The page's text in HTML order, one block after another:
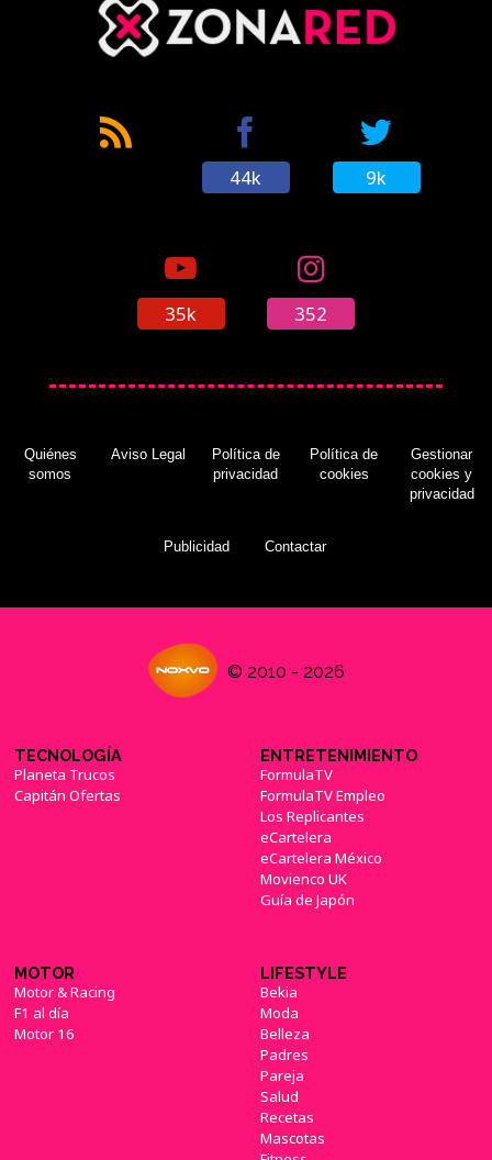
44k 9k
35k 352
Quiénes
somos
Aviso Legal
Política de
privacidad
Política de
cookies
Gestionar
cookies y
privacidad
Publicidad Contactar
© 2010 - 2026
TECNOLOGÍA
Planeta Trucos
Capitán Ofertas
ENTRETENIMIENTO
FormulaTV
FormulaTV Empleo
Los Replicantes
eCartelera
eCartelera México
Movienco UK
Guía de Japón
MOTOR
Motor & Racing
F1 al día
Motor 16
LIFESTYLE
Bekia
Moda
Belleza
Padres
Pareja
Salud
Recetas
Mascotas